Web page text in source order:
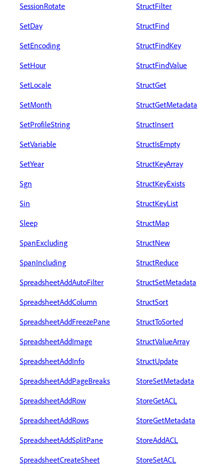
SessionRotate
SetDay
SetEncoding
SetHour
SetLocale
SetMonth
SetProfileString
SetVariable
SetYear
Sgn
Sin
Sleep
SpanExcluding
SpanIncluding
SpreadsheetAddAutoFilter
SpreadsheetAddColumn
SpreadsheetAddFreezePane
SpreadsheetAddImage
SpreadsheetAddInfo
SpreadsheetAddPageBreaks
SpreadsheetAddRow
SpreadsheetAddRows
SpreadsheetAddSplitPane
SpreadsheetCreateSheet
StructFilter
StructFind
StructFindKey
StructFindValue
StructGet
StructGetMetadata
StructInsert
StructIsEmpty
StructKeyArray
StructKeyExists
StructKeyList
StructMap
StructNew
StructReduce
StructSetMetadata
StructSort
StructToSorted
StructValueArray
StructUpdate
StoreSetMetadata
StoreGetACL
StoreGetMetadata
StoreAddACL
StoreSetACL